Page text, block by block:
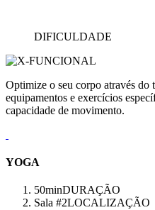
DIFICULDADE
Optimize o seu corpo através
equipamentos e exercícios
capacidade de movimento.
YOGA
50minDURAÇÃO
Sala #2LOCALIZAÇÃO